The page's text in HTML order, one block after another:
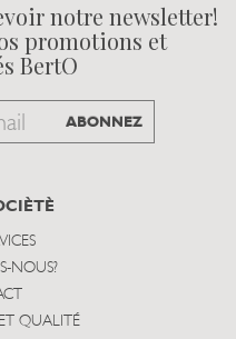
notre newsletter!
promotions et
BertO
ABONNEZ
NOUS?
QUALITÉ